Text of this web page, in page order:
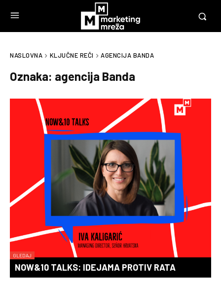
NASLOVNA KLJUČNE REČI AGENCIJA BANDA
Oznaka: agencija Banda
GLEDAJ
NOW&10 TALKS: IDEJAMA PROTIV RATA